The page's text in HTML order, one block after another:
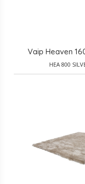
Vaip Heaven
HEA 800